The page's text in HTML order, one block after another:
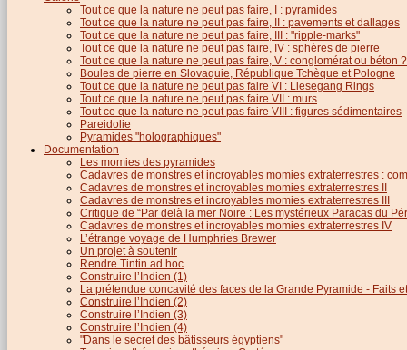
Tout ce que la nature ne peut pas faire, I : pyramides
Tout ce que la nature ne peut pas faire, II : pavements et dallages
Tout ce que la nature ne peut pas faire, III : "ripple-marks"
Tout ce que la nature ne peut pas faire, IV : sphères de pierre
Tout ce que la nature ne peut pas faire, V : conglomérat ou béton ?
Boules de pierre en Slovaquie, République Tchèque et Pologne
Tout ce que la nature ne peut pas faire VI : Liesegang Rings
Tout ce que la nature ne peut pas faire VII : murs
Tout ce que la nature ne peut pas faire VIII : figures sédimentaires
Pareidolie
Pyramides "holographiques"
Documentation
Les momies des pyramides
Cadavres de monstres et incroyables momies extraterrestres :
Cadavres de monstres et incroyables momies extraterrestres II
Cadavres de monstres et incroyables momies extraterrestres III
Critique de “Par delà la mer Noire : Les mystérieux Paracas du
Cadavres de monstres et incroyables momies extraterrestres IV
L’étrange voyage de Humphries Brewer
Un projet à soutenir
Rendre Tintin ad hoc
Construire l’Indien (1)
La prétendue concavité des faces de la Grande Pyramide - Faits
Construire l’Indien (2)
Construire l’Indien (3)
Construire l’Indien (4)
"Dans le secret des bâtisseurs égyptiens"